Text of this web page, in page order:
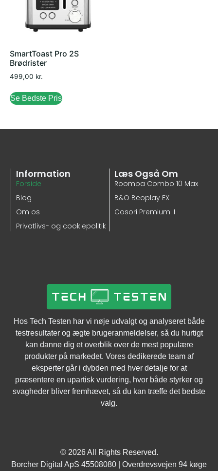
SmartToast Pro 2S
Brødrister
499,00 kr.
Se Bedste Pris
Hos Tech Testen har vi nøje udvalgt og analyseret både
testresultater og ægte brugeranmeldelser, så du hurtigt
kan danne dig et overblik over de mest populære
produkter på markedet. Vores dedikerede team af
eksperter går i dybden med hver detalje for at
præsentere en upartisk vurdering, hvor både styrker og
svagheder bliver fremhævet, så du kan træffe det bedste
valg.
Læs Også Om
Roomba Combo 10 Max
B&O Beoplay EX
Cosori Premium II
Information
Forside
Blog
Om os
Privatlivs- og cookiepolitik
© 2026 All Rights Reserved.
Borcher Digital ApS 45508080 | Overdrevsvejen 94 køge